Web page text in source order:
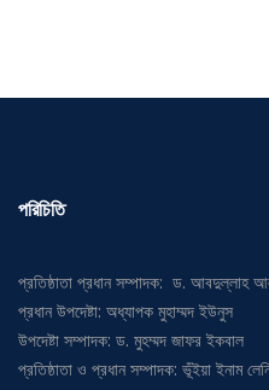
প্রধান উপদেষ্টা: অধ্যাপক মুহাম্মদ ইউনুস
উপদেষ্টা সম্পাদক: ড. মুহম্মদ জাফর ইকবাল
প্রতিষ্ঠাতা ও প্রধান সম্পাদক: ভূঁইয়া ইনাম লেনিন
সম্পাদক: প্রকৌশলী হাকিকুর রহমান